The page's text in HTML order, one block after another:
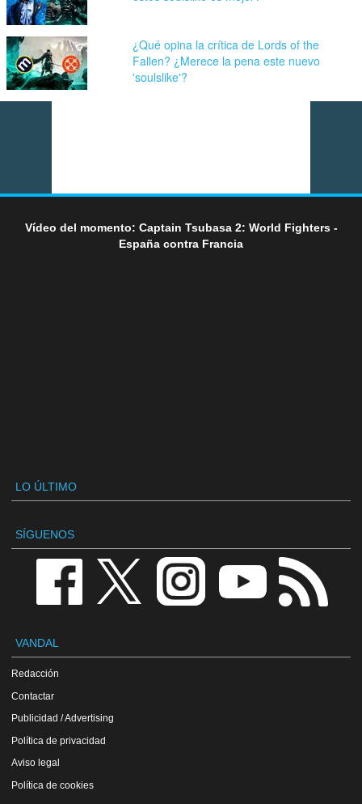
¿Qué opina la crítica de Lords of the
Fallen? ¿Merece la pena este nuevo
'soulslike'?
Vídeo del momento: Captain Tsubasa 2: World Fighters -
España contra Francia
LO ÚLTIMO
SÍGUENOS
VANDAL
Redacción
Contactar
Publicidad / Advertising
Política de privacidad
Aviso legal
Política de cookies